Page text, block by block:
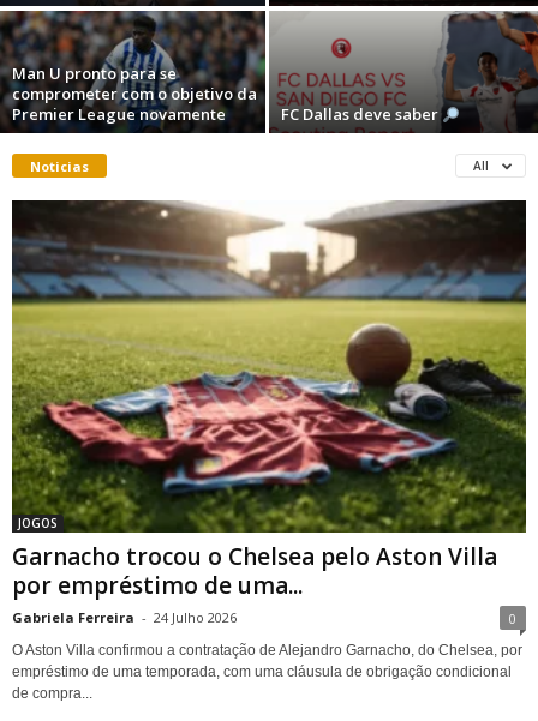
Man U pronto para se
comprometer com o objetivo da
Premier League novamente
FC Dallas deve saber
Noticias All
JOGOS
Garnacho trocou o Chelsea pelo Aston Villa
por empréstimo de uma...
Gabriela Ferreira - 24 Julho 2026 0
O Aston Villa confirmou a contratação de Alejandro Garnacho, do Chelsea, por
empréstimo de uma temporada, com uma cláusula de obrigação condicional
de compra...